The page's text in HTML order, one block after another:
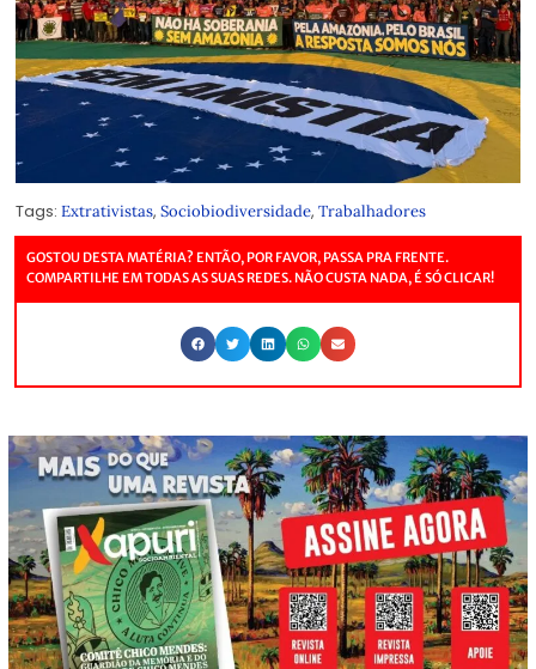
Tags: Extrativistas, Sociobiodiversidade, Trabalhadores
GOSTOU DESTA MATÉRIA? ENTÃO, POR FAVOR, PASSA PRA FRENTE.
COMPARTILHE EM TODAS AS SUAS REDES. NÃO CUSTA NADA, É SÓ CLICAR!